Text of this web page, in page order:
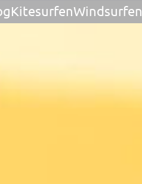
KitesurfenWindsurfen